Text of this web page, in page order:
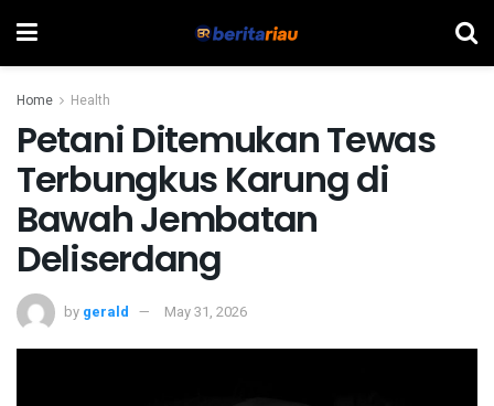
Home Health
Petani Ditemukan Tewas
Terbungkus Karung di
Bawah Jembatan
Deliserdang
by gerald May 31, 2026